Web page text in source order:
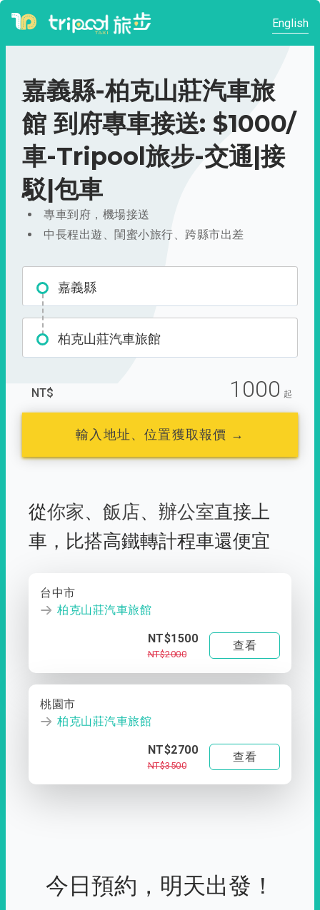
English
嘉義縣-柏克山莊汽車旅
館 到府專車接送: $1000/
車-Tripool旅步-交通|接
駁|包車
專車到府，機場接送
中長程出遊、閨蜜小旅行、跨縣市出差
嘉義縣
柏克山莊汽車旅館
NT$ 1000 起
輸入地址、位置獲取報價 →
從你家、 飯店、 辦公室直接上
車， 比搭高鐵轉計程車還便宜
台中市
柏克山莊汽車旅館
NT$1500
NT$2000
查看
桃園市
柏克山莊汽車旅館
NT$2700
NT$3500
查看
今日預約，明天出發！